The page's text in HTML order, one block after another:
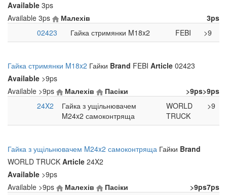
Available 3ps
Available 3ps Малехів
3ps
02423
Гайка стримянки M18x2 FEBI >9
Гайка стримянки M18x2 Гайки Brand FEBI Article 02423
Available >9ps
Available >9ps Малехів >9ps
Пасіки
>9ps
24X2
Гайка з ущільнювачем
M24x2 самоконтряща
WORLD
TRUCK
>9
Гайка з ущільнювачем M24x2 самоконтряща Гайки Brand
WORLD TRUCK Article 24X2
Available >9ps
Available >9ps Малехів 7ps
Пасіки
>9ps